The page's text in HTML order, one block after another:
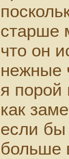
старше
что он
нежные
я порой
как
если
больше